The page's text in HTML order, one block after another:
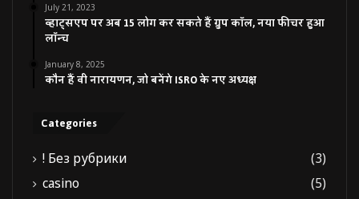
July 21, 2023
व्हाट्सएप पर अब 15 लोग कर सकते हैं ग्रुप कॉल, नया फीचर हुआ
लॉन्च
January 8, 2025
कौन हैं वी नारायणन, जो बनेंगे ISRO के नए अध्यक्ष
Categories
! Без рубрики
(3)
casino
(5)